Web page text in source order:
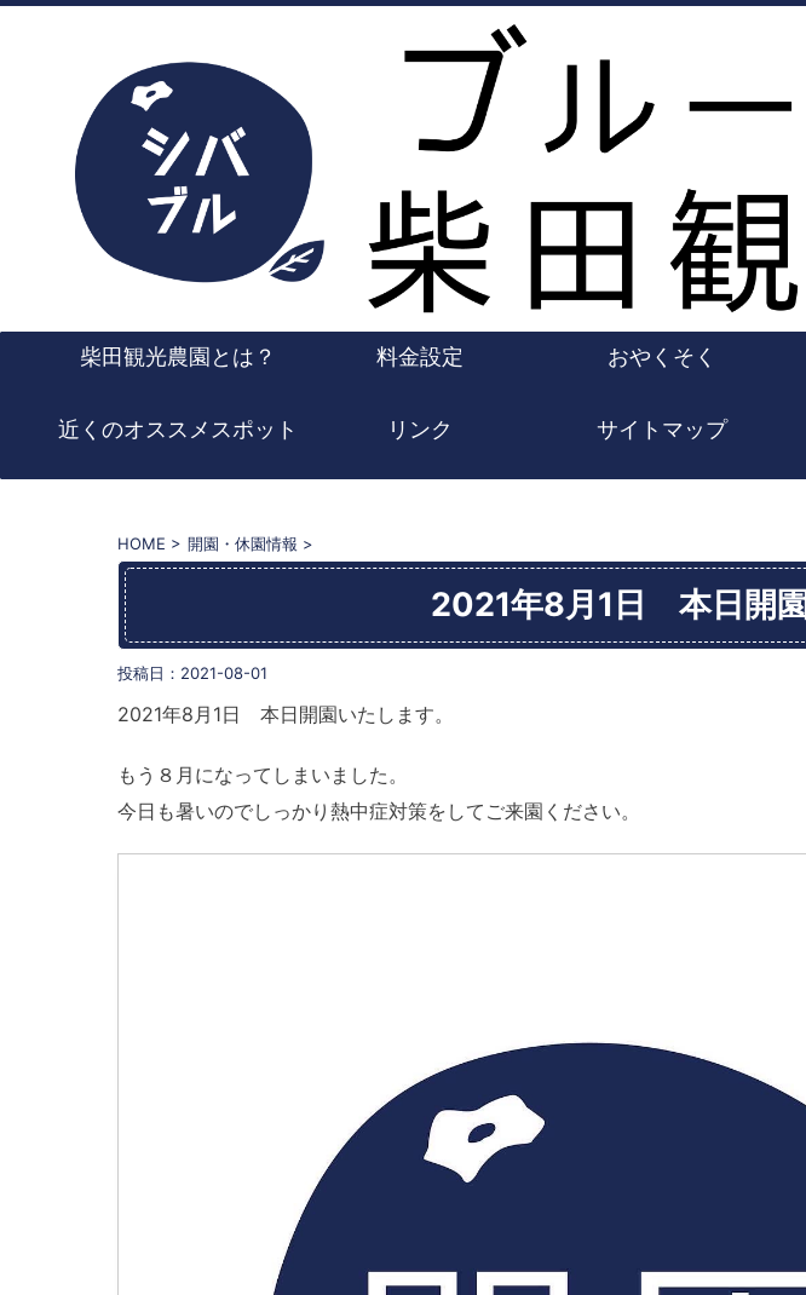
柴田観光農園とは？ 料金設定 おやくそく
近くのオススメスポット リンク サイトマップ
HOME > 開園・休園情報 >
2021年8月1日 本日開園
投稿日： 2021-08-01
2021年8月1日 本日開園いたします。
もう８月になってしまいました。
今日も暑いのでしっかり熱中症対策をしてご来園ください。